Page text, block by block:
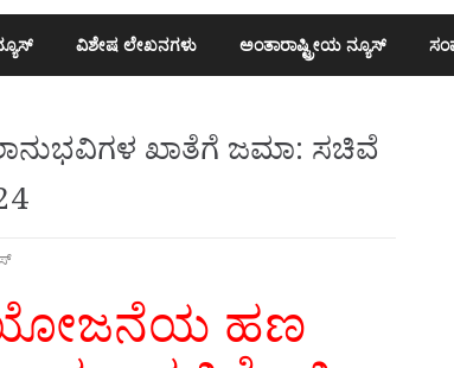
ವಿಶೇಷ ಲೇಖನಗಳು ಅಂತಾರಾಷ್ಟ್ರೀಯ ನ್ಯೂಸ್
ಖಾತೆಗೆ ಜಮಾ: ಸಚಿವೆ
ಯೋಜನೆಯ ಹಣ